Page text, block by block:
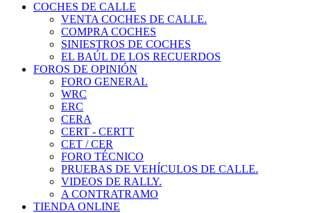
COCHES DE CALLE
VENTA COCHES DE CALLE.
COMPRA COCHES
SINIESTROS DE COCHES
EL BAÚL DE LOS RECUERDOS
FOROS DE OPINIÓN
FORO GENERAL
WRC
ERC
CERA
CERT - CERTT
CET / CER
FORO TÉCNICO
PRUEBAS DE VEHÍCULOS DE CALLE.
VIDEOS DE RALLY.
A CONTRATRAMO
TIENDA ONLINE